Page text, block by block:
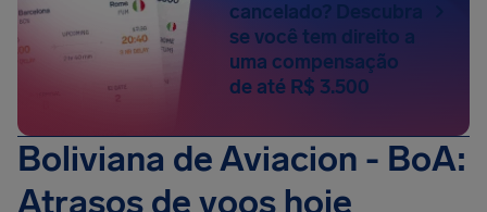
cancelado? Descubra
se você tem direito a
uma compensação
de até R$ 3.500
Boliviana de Aviacion - BoA:
Atrasos de voos hoje